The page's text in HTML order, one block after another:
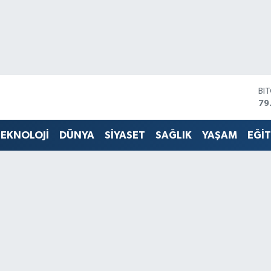
DÜNYA SİYASET SAĞLIK YAŞAM